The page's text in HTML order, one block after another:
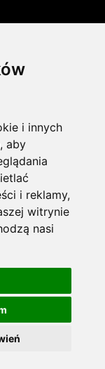
i innych
aby
i reklamy,
witrynie
nasi
od umowy